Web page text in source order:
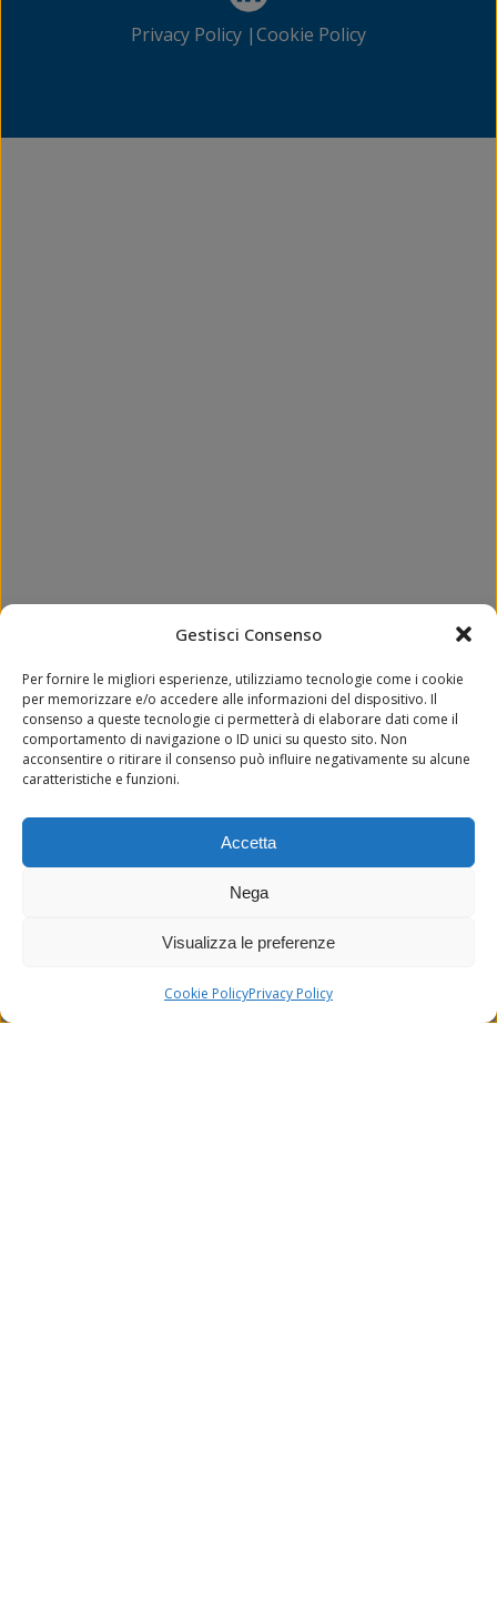
Gestisci Consenso
Per fornire le migliori esperienze, utilizziamo tecnologie come i cookie
per memorizzare e/o accedere alle informazioni del dispositivo. Il
consenso a queste tecnologie ci permetterà di elaborare dati come il
comportamento di navigazione o ID unici su questo sito. Non
acconsentire o ritirare il consenso può influire negativamente su alcune
caratteristiche e funzioni.
Accetta
Nega
Visualizza le preferenze
Cookie PolicyPrivacy Policy
Privacy Policy |Cookie Policy